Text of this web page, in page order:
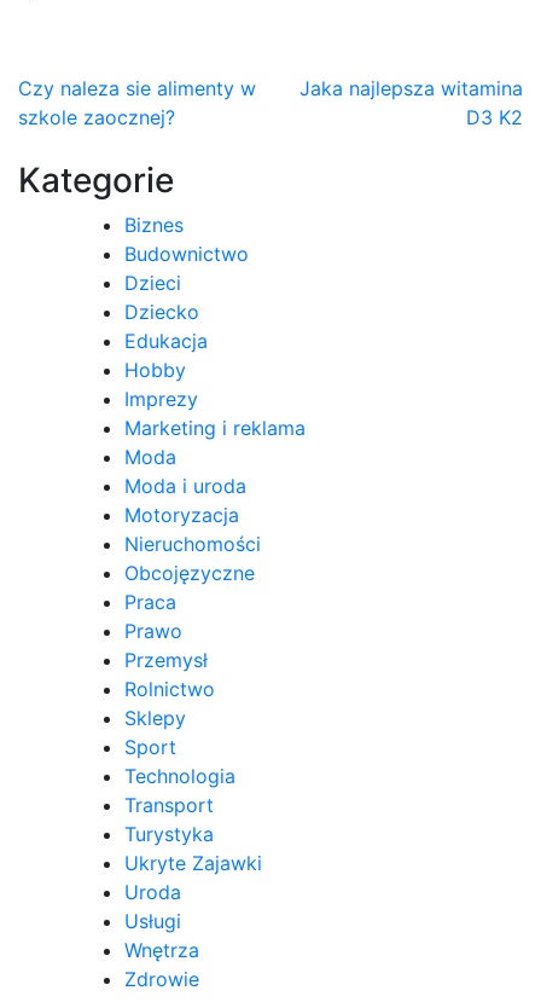
Nawigacja
wpisu
Czy naleza sie alimenty w
szkole zaocznej?
Jaka najlepsza witamina
D3 K2
Kategorie
Biznes
Budownictwo
Dzieci
Dziecko
Edukacja
Hobby
Imprezy
Marketing i reklama
Moda
Moda i uroda
Motoryzacja
Nieruchomości
Obcojęzyczne
Praca
Prawo
Przemysł
Rolnictwo
Sklepy
Sport
Technologia
Transport
Turystyka
Ukryte Zajawki
Uroda
Usługi
Wnętrza
Zdrowie